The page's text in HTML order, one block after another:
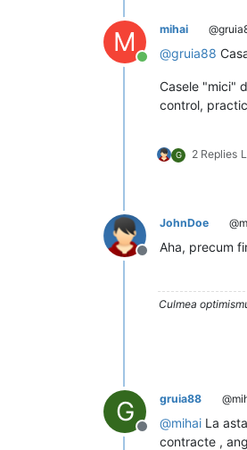
M
Conectat
mihai
@gruia88
Casele "mici"
control,
G 2 Replies
Deconectat
JohnDoe
Aha, precum
Culmea
G
Deconectat
gruia88
@mihai La
contracte ,